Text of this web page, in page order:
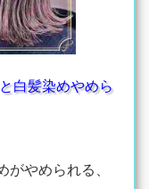
白髪染めやめら
がやめられる、